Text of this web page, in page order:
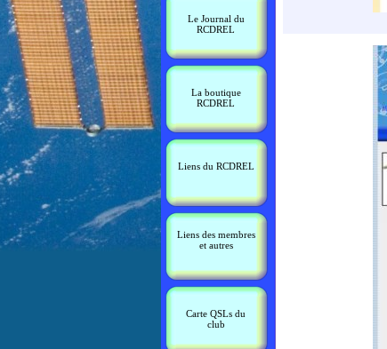
Le Journal du
RCDREL
La boutique
RCDREL
Liens du RCDREL
Liens des membres
et autres
Carte QSLs du
club